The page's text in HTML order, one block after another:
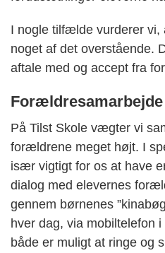
I nogle tilfælde vurderer vi,
noget af det overstående.
aftale med og accept fra
Forældresamarbejde
På Tilst Skole vægter vi
forældrene meget højt. I
især vigtigt for os at have
dialog med elevernes
gennem børnenes
hver dag, via mobiltelefon
både er muligt at ringe og